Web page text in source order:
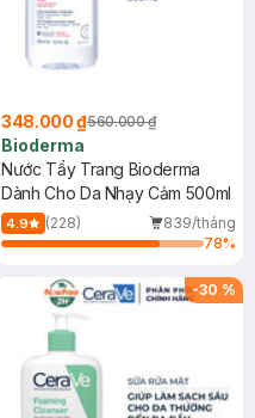
348.000 ₫560.000 ₫
Bioderma
Nước Tẩy Trang Bioderma
Dành Cho Da Nhạy Cảm 500ml
4.9 (228)
839/tháng
78%
-30 %